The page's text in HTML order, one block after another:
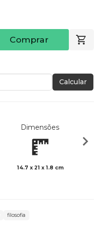
Comprar
Calcular
Dimensões
14.7 x 21 x 1.8 cm
filosofia